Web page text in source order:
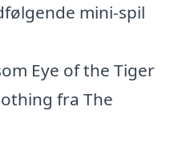
mini-spil
Eye of the Tiger
fra The